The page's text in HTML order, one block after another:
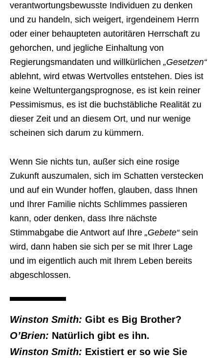
verantwortungsbewusste Individuen zu denken
und zu handeln, sich weigert, irgendeinem Herrn
oder einer behaupteten autoritären Herrschaft zu
gehorchen, und jegliche Einhaltung von
Regierungsmandaten und willkürlichen „Gesetzen“
ablehnt, wird etwas Wertvolles entstehen. Dies ist
keine Weltuntergangsprognose, es ist kein reiner
Pessimismus, es ist die buchstäbliche Realität zu
dieser Zeit und an diesem Ort, und nur wenige
scheinen sich darum zu kümmern.
Wenn Sie nichts tun, außer sich eine rosige
Zukunft auszumalen, sich im Schatten verstecken
und auf ein Wunder hoffen, glauben, dass Ihnen
und Ihrer Familie nichts Schlimmes passieren
kann, oder denken, dass Ihre nächste
Stimmabgabe die Antwort auf Ihre „Gebete“sein
wird, dann haben sie sich per se mit Ihrer Lage
und im eigentlich auch mit Ihrem Leben bereits
abgeschlossen.
Winston Smith: Gibt es Big Brother?
O’Brien: Natürlich gibt es ihn.
Winston Smith: Existiert er so wie Sie